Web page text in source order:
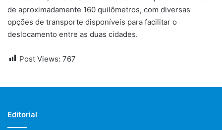
de aproximadamente 160 quilômetros, com diversas
opções de transporte disponíveis para facilitar o
deslocamento entre as duas cidades.
Post Views: 767
Editorial